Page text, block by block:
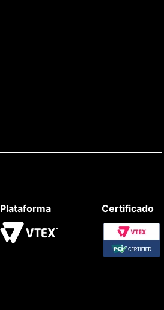
Plataforma Certificado